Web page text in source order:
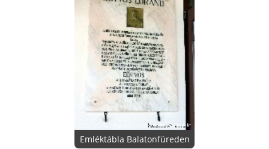
Emléktábla Balatonfüreden